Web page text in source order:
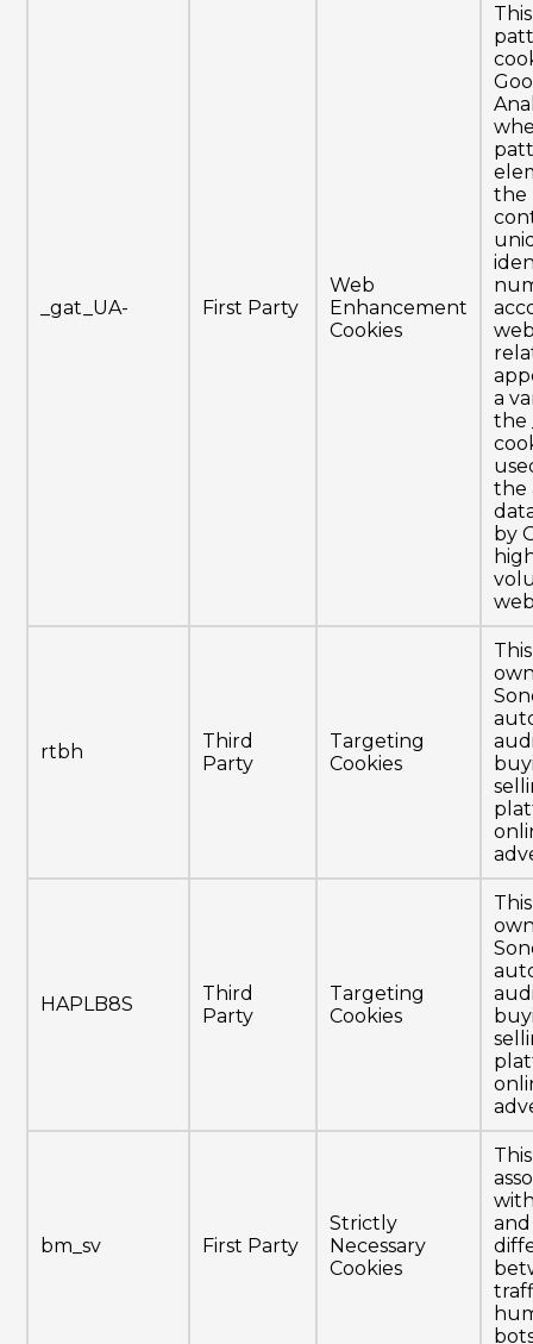
_gat_UA- First Party
Web
Enhancement
Cookies
the
a
the
the
by
rtbh
Third
Party
Targeting
Cookies
HAPLB8S
Third
Party
Targeting
Cookies
bm_sv First Party
Strictly
Necessary
Cookies